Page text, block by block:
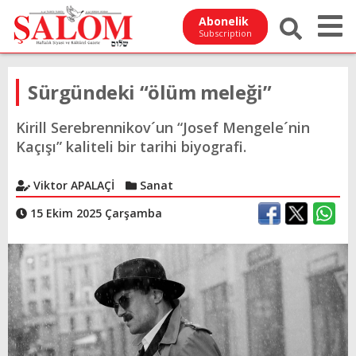
Abonelik
Subscription
Sürgündeki “ölüm meleği”
Kirill Serebrennikov´un “Josef Mengele´nin
Kaçışı” kaliteli bir tarihi biyografi.
Viktor APALAÇİ
Sanat
15 Ekim 2025 Çarşamba